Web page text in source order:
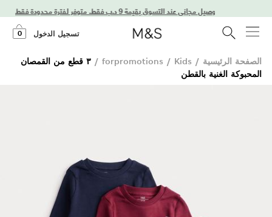
تسجيل الدخول 0
الصفحة الرئيسية /
forpromotions / Kids
/
٣ قطع من القمصان
المحبوكة الغنية بالقطن